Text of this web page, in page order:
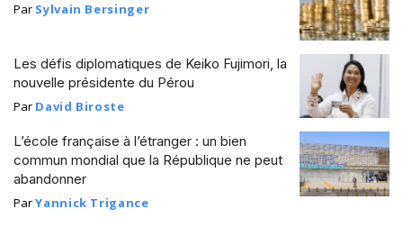
Par Sylvain Bersinger
Les défis diplomatiques de Keiko Fujimori, la
nouvelle présidente du Pérou
Par David Biroste
L’école française à l’étranger : un bien
commun mondial que la République ne peut
abandonner
ParYannick Trigance